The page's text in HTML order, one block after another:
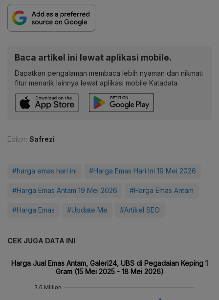
Baca artikel ini lewat aplikasi mobile.
Dapatkan pengalaman membaca lebih nyaman dan nikmati
fitur menarik lainnya lewat aplikasi mobile Katadata.
Editor: Safrezi
#harga emas hari ini #Harga Emas Hari Ini 19 Mei 2026
#Harga Emas Antam 19 Mei 2026 #Harga Emas Antam
#Harga Emas #Update Me #Artikel SEO
CEK JUGA DATA INI